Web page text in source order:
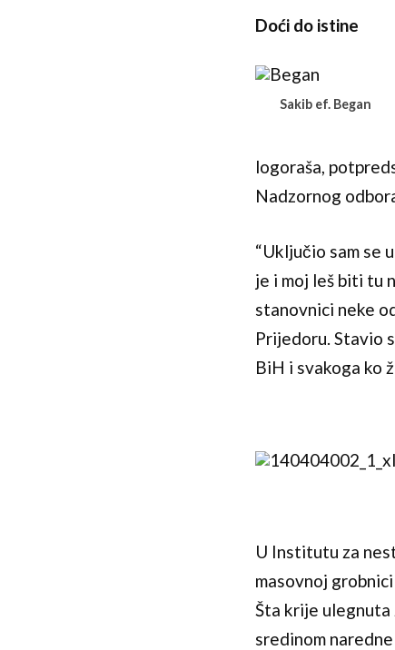
Doći do istine
Sakib ef. Began
logoraša,
Nadzornog
“Uključio sam se
je i moj leš biti tu
stanovnici neke
Prijedoru. Stavio
BiH i svakoga ko
U Institutu za
masovnoj
Šta krije ulegnuta
sredinom